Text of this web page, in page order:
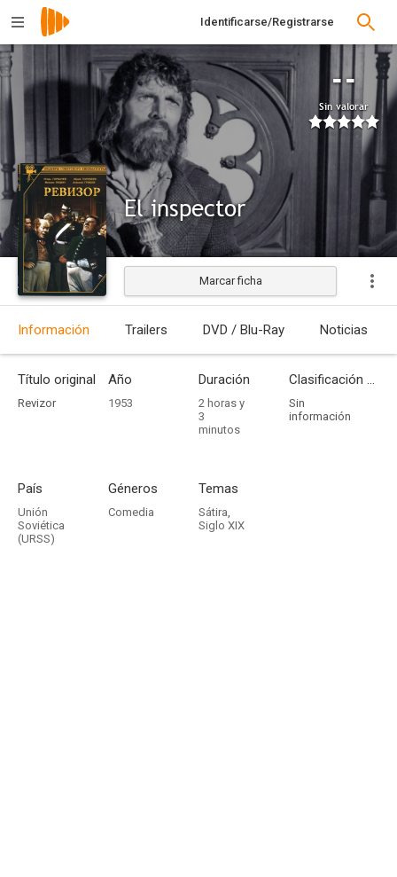
Identificarse/Registrarse
--
Sin valorar
El inspector
Estrenada
Marcar ficha
Información Trailers DVD / Blu-Ray Noticias
Título original
Revizor
Año
1953
Duración
2 horas y
3
minutos
Clasificación por edades
Sin
información
País
Unión
Soviética
(URSS)
Géneros
Comedia
Temas
Sátira,
Siglo XIX